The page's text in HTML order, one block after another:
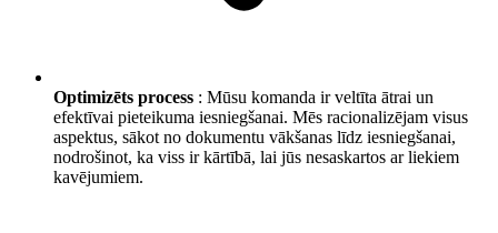
Optimizēts process : Mūsu komanda ir veltīta ātrai un
efektīvai pieteikuma iesniegšanai. Mēs racionalizējam visus
aspektus, sākot no dokumentu vākšanas līdz iesniegšanai,
nodrošinot, ka viss ir kārtībā, lai jūs nesaskartos ar liekiem
kavējumiem.